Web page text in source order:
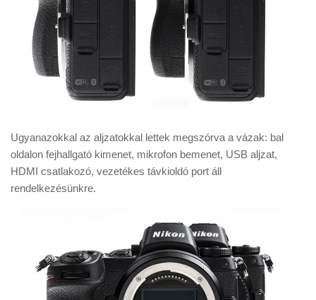
Ugyanazokkal az aljzatokkal lettek megszórva a vázak: bal
oldalon fejhallgató kimenet, mikrofon bemenet, USB aljzat,
HDMI csatlakozó, vezetékes távkioldó port áll
rendelkezésünkre.